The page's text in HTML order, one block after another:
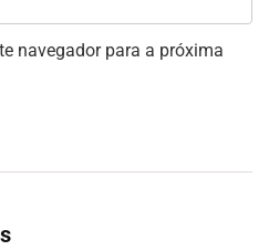
navegador para a próxima